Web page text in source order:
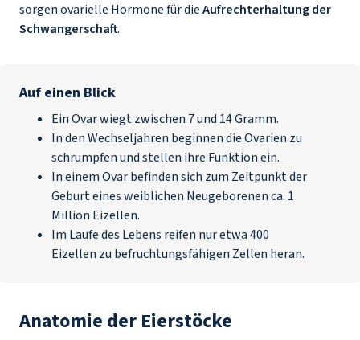
sorgen ovarielle Hormone für dieAufrechterhaltung der
Schwangerschaft.
Auf einen Blick
Ein Ovar wiegt zwischen 7 und 14 Gramm.
In den Wechseljahren beginnen die Ovarien zu
schrumpfen und stellen ihre Funktion ein.
In einem Ovar befinden sich zum Zeitpunkt der
Geburt eines weiblichen Neugeborenen ca. 1
Million Eizellen.
Im Laufe des Lebens reifen nur etwa 400
Eizellen zu befruchtungsfähigen Zellen heran.
Anatomie der Eierstöcke